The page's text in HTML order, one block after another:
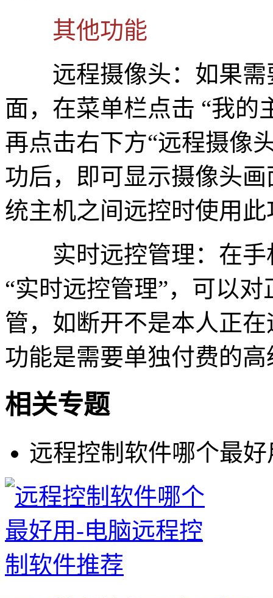
其他功能
远程摄像头：如果需
面，在菜单栏点击 “我的
再点击右下方“远程摄像
功后，即可显示摄像头
统主机之间远控时使用此
实时远控管理：在手
“实时远控管理”，可以
管，如断开不是本人正
功能是需要单独付费的
相关专题
远程控制软件哪个最好